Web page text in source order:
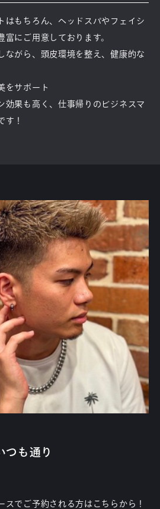
はもちろん、ヘッドスパやフェイシ
富にご用意しております。
ながら、頭皮環境を整え、健康的な
をサポート
効果も高く、仕事帰りのビジネスマ
す！
つも通り
スでご予約される方はこちらから！